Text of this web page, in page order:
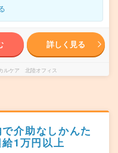
詳しく見る
ルケア 北陸オフィス
介助なしかんた
1万円以上